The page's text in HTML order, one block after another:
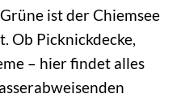
ist der Chiemsee
Ob Picknickdecke,
– hier findet alles